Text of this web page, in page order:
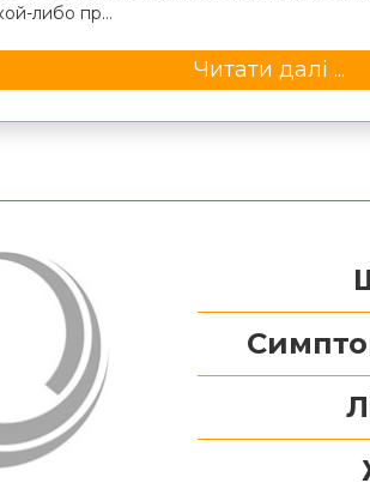
либо пр...
Читати далі ...